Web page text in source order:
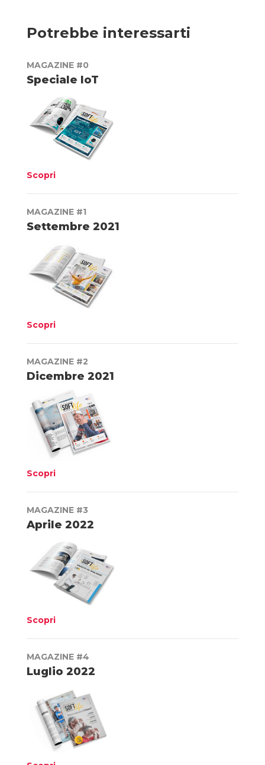
Potrebbe interessarti
MAGAZINE #0
Speciale IoT
Scopri
MAGAZINE #1
Settembre 2021
Scopri
MAGAZINE #2
Dicembre 2021
Scopri
MAGAZINE #3
Aprile 2022
Scopri
MAGAZINE #4
Luglio 2022